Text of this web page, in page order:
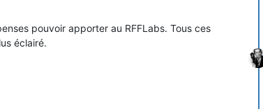
pouvoir apporter au RFFLabs. Tous ces
éclairé.